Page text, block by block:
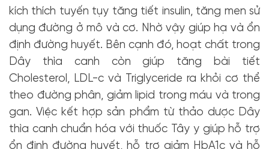
kích thích tuyến tụy tăng tiết insulin, tăng men sử
dụng đường ở mô và cơ. Nhờ vậy giúp hạ và ổn
định đường huyết. Bên cạnh đó, hoạt chất trong
Dây thìa canh còn giúp tăng bài tiết
Cholesterol, LDL-c và Triglyceride ra khỏi cơ thể
theo đường phân, giảm lipid trong máu và trong
gan. Việc kết hợp sản phẩm từ thảo dược Dây
thìa canh chuẩn hóa với thuốc Tây y giúp hỗ trợ
ổn định đường huyết, hỗ trợ giảm HbA1c và hỗ